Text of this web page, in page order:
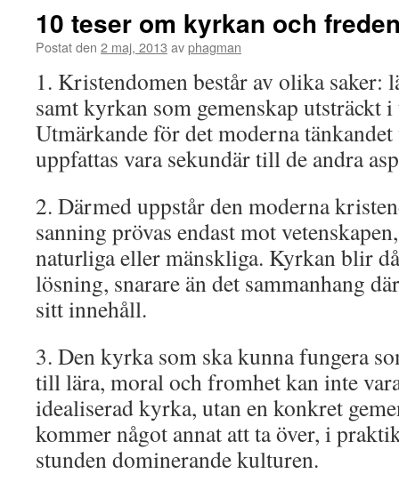
10 teser om kyrkan och
Postat den 2 maj, 2013 avphagman
1. Kristendomen består av olika saker:
samt kyrkan som gemenskap utsträckt
Utmärkande för det moderna
uppfattas vara sekundär till de andra
2. Därmed uppstår den moderna
sanning prövas endast mot
naturliga eller mänskliga. Kyrkan blir
lösning, snarare än det sammanhang
sitt innehåll.
3. Den kyrka som ska kunna fungera
till lära, moral och fromhet kan inte
idealiserad kyrka, utan en konkret
kommer något annat att ta över, i
stunden dominerande kulturen.